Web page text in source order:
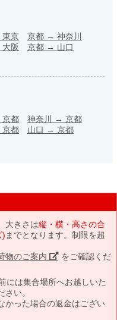
東京 京都 → 神奈川
大阪 京都 → 山口
京都 神奈川 → 京都
京都 山口 → 京都
大きさは縦・横・高さの合
)までとなります。制限を超
物のご案内」 をご確認くだ
には集合場所へお越しいた
い。
かった場合の返金はござい